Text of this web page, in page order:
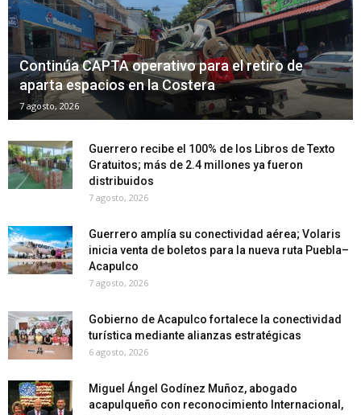
Continúa CAPTA operativo para el retiro de
aparta espacios en la Costera
7 agosto, 2026
Guerrero recibe el 100% de los Libros de Texto
Gratuitos; más de 2.4 millones ya fueron
distribuidos
7 agosto, 2026
Guerrero amplía su conectividad aérea; Volaris
inicia venta de boletos para la nueva ruta Puebla–
Acapulco
7 agosto, 2026
Gobierno de Acapulco fortalece la conectividad
turística mediante alianzas estratégicas
6 agosto, 2026
Miguel Ángel Godínez Muñoz, abogado
acapulqueño con reconocimiento Internacional,